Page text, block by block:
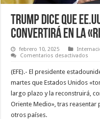
Trump dice que
convertirá en la
febrero 10, 2025
Comentarios desactivados
que
la
en
(EFE).- El presidente
martes que Estados Unidos
largo plazo y la reconstruirá,
Oriente Medio», tras reasentar
otros países.